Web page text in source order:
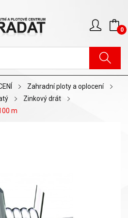
0
Zahradní ploty a oplocení
Zinkový drát
m